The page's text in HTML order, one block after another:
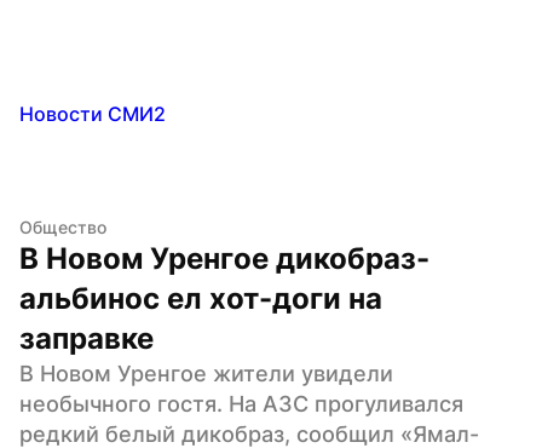
Новости СМИ2
Общество
В Новом Уренгое дикобраз-
альбинос ел хот-доги на
заправке
В Новом Уренгое жители увидели
необычного гостя. На АЗС прогуливался
редкий белый дикобраз, сообщил «Ямал-